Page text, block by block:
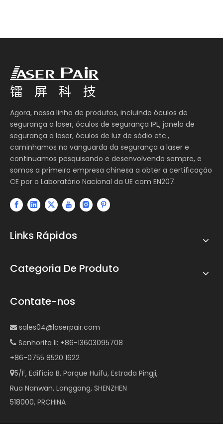
Agora, nossa linha de produtos, incluindo óculos de
segurança a laser, óculos de segurança IPL, janela de
segurança a laser, óculos de luz de sódio etc.,
caminhamos na vanguarda da segurança a laser e
continuamos pesquisando e desenvolvendo sempre, e
somos a primeira empresa chinesa a obter a certificação
CE por o Laboratório Nacional da UE com EN207.
Links Rápidos
Categoria De Produto
Contate-nos
 sales04@laserpair.com
 Senhorita li: +86-13603095708
+86-0755 8520 1622
5/F, Edifício B, Parque Huifu, Estrada Pingji,
Rua Nanwan, Longgang, SHENZHEN
518000, PRCHINA